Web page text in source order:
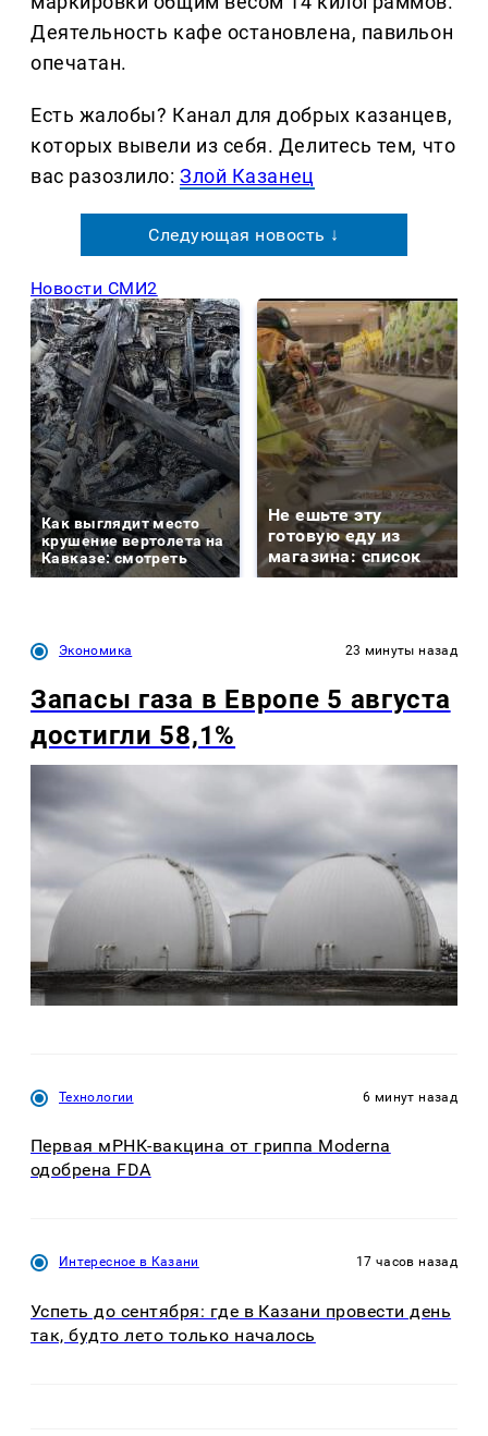
Деятельность кафе остановлена, павильон
опечатан.
Есть жалобы? Канал для добрых казанцев,
которых вывели из себя. Делитеcь тем, что
вас разозлило:Злой Казанец
Следующая новость ↓
Новости СМИ2
Как выглядит место
крушение вертолета на
Кавказе: смотреть
Не ешьте эту
готовую еду из
магазина: список
Экономика 23 минуты назад
Запасы газа в Европе 5 августа
достигли 58,1%
Технологии 6 минут назад
Первая мРНК-вакцина от гриппа Moderna
одобрена FDA
Интересное в Казани 17 часов назад
Успеть до сентября: где в Казани провести день
так, будто лето только началось